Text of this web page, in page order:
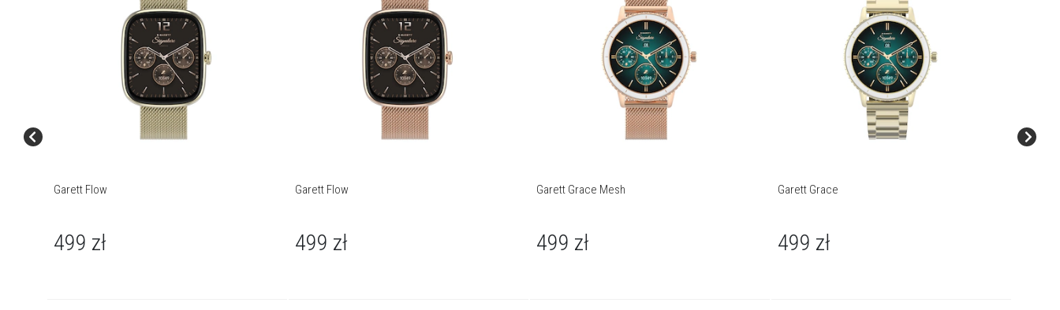
Garett Flow
499 zł
Garett Flow
499 zł
Garett Grace Mesh
499 zł
Garett Grace
499 zł